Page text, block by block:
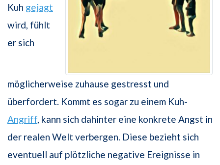
Kuh gejagt
wird, fühlt
er sich
möglicherweise zuhause gestresst und
überfordert. Kommt es sogar zu einem Kuh-
Angriff , kann sich dahinter eine konkrete Angst in
der realen Welt verbergen. Diese bezieht sich
eventuell auf plötzliche negative Ereignisse in